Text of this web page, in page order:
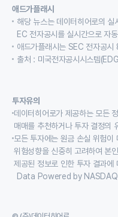
애드가플래시
해당 뉴스는 데이터히어로의 실
EC 전자공시를 실시간으로 자
애드가플래시는 SEC 전자공
출처 : 미국전자공시시스템
투자유의
데이터히어로가 제공하는 모든
매매를 추천하거나 투자 결정의
모든 투자에는 원금 손실 위험
위험성향을 신중히 고려하여 본
제공된 정보로 인한 투자 결과에
Data Powered by